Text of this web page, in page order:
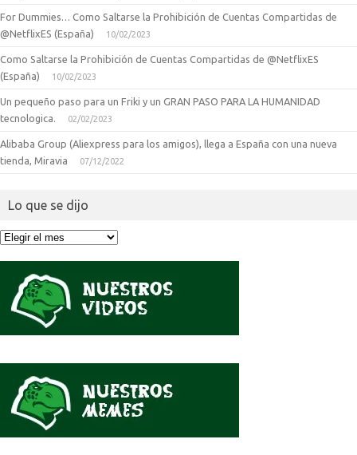
For Dummies… Como Saltarse la Prohibición de Cuentas Compartidas de
@NetflixES (España)
10/02/2023
Como Saltarse la Prohibición de Cuentas Compartidas de @NetflixES
(España)
10/02/2023
Un pequeño paso para un Friki y un GRAN PASO PARA LA HUMANIDAD
tecnologica.
02/02/2023
Alibaba Group (Aliexpress para los amigos), llega a España con una nueva
tienda, Miravia
07/12/2022
Lo que se dijo
Lo